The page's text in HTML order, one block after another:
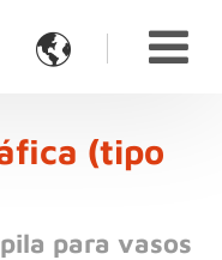

(tipo
para vasos